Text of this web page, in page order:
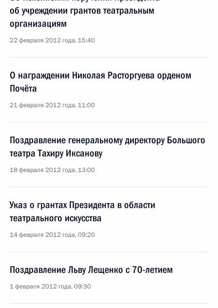
об учреждении грантов театральным
организациям
22 февраля 2012 года, 15:40
О награждении Николая Расторгуева орденом
Почёта
21 февраля 2012 года, 11:00
Поздравление генеральному директору Большого
театра Тахиру Иксанову
18 февраля 2012 года, 13:00
Указ о грантах Президента в области
театрального искусства
14 февраля 2012 года, 09:20
Поздравление Льву Лещенко с 70-летием
1 февраля 2012 года, 09:30